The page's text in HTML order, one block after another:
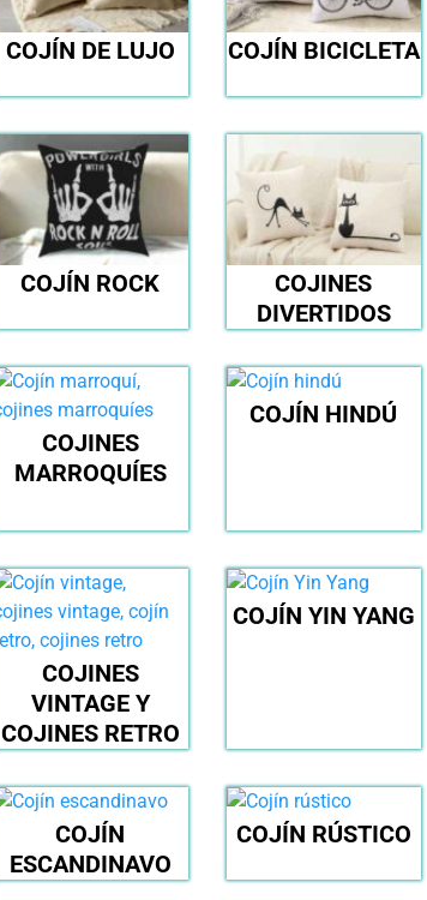
COJÍN DE LUJO COJÍN BICICLETA
COJÍN ROCK
COJINES
DIVERTIDOS
COJINES
MARROQUÍES
COJÍN HINDÚ
COJINES
VINTAGE Y
COJINES RETRO
COJÍN YIN YANG
COJÍN
ESCANDINAVO
COJÍN RÚSTICO